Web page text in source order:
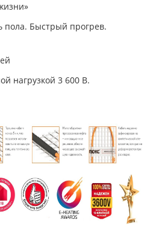
пола. Быстрый прогрев.
нагрузкой 3 600 В.